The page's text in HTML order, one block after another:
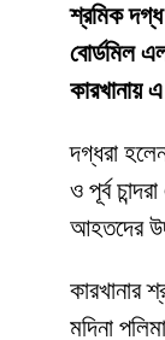
শ্রমিক
বোর্ডমিল
কারখানায়
দগ্ধরা
ও পূর্ব
আহতদের
কারখানার
মদিনা